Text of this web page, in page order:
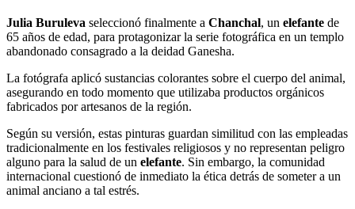
Julia Buruleva seleccionó finalmente a Chanchal, un elefante de
65 años de edad, para protagonizar la serie fotográfica en un templo
abandonado consagrado a la deidad Ganesha.
La fotógrafa aplicó sustancias colorantes sobre el cuerpo del animal,
asegurando en todo momento que utilizaba productos orgánicos
fabricados por artesanos de la región.
Según su versión, estas pinturas guardan similitud con las empleadas
tradicionalmente en los festivales religiosos y no representan peligro
alguno para la salud de un elefante. Sin embargo, la comunidad
internacional cuestionó de inmediato la ética detrás de someter a un
animal anciano a tal estrés.